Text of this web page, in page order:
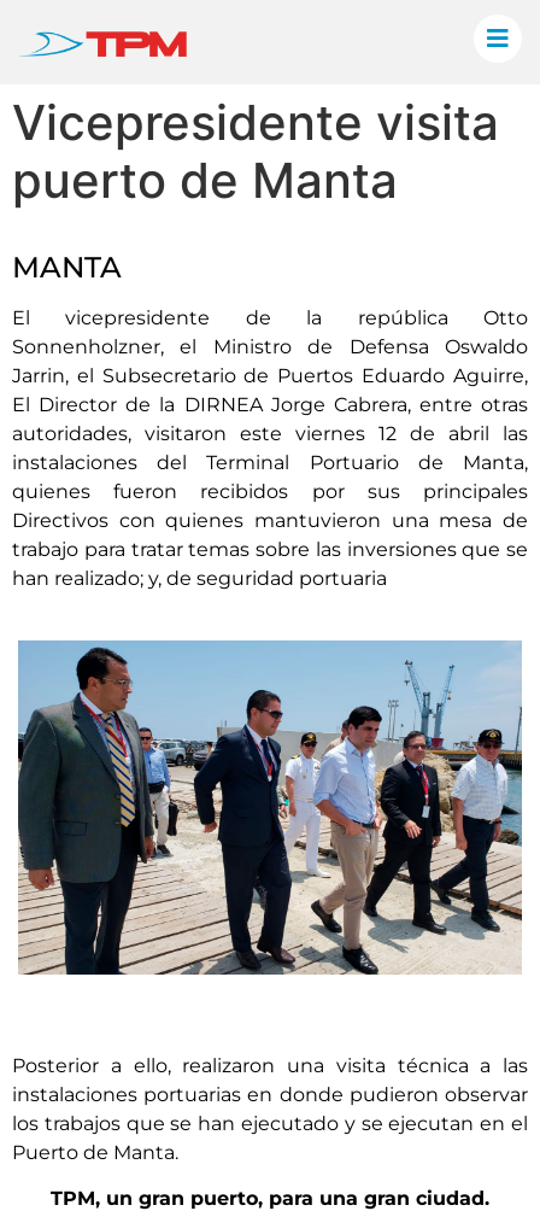
Vicepresidente visita
puerto de Manta
MANTA
El vicepresidente de la república Otto
Sonnenholzner, el Ministro de Defensa Oswaldo
Jarrin, el Subsecretario de Puertos Eduardo Aguirre,
El Director de la DIRNEA Jorge Cabrera, entre otras
autoridades, visitaron este viernes 12 de abril las
instalaciones del Terminal Portuario de Manta,
quienes fueron recibidos por sus principales
Directivos con quienes mantuvieron una mesa de
trabajo para tratar temas sobre las inversiones que se
han realizado; y, de seguridad portuaria
Posterior a ello, realizaron una visita técnica a las
instalaciones portuarias en donde pudieron observar
los trabajos que se han ejecutado y se ejecutan en el
Puerto de Manta.
TPM, un gran puerto, para una gran ciudad.